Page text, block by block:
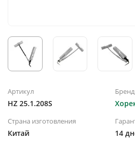
Артикул
HZ 25.1.208S
Бренд
Страна изготовления
Китай 14